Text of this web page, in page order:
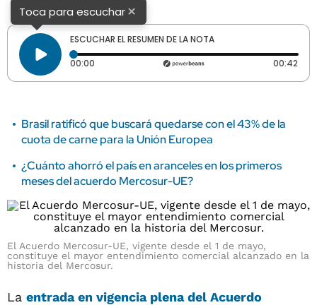
Toca para escuchar×
ESCUCHAR EL RESUMEN DE LA NOTA
00:00 Tiempo transcurrido: 0 segundos 00:42
Brasil ratificó que buscará quedarse con el 43% de la
cuota de carne para la Unión Europea
¿Cuánto ahorró el país en aranceles en los primeros
meses del acuerdo Mercosur-UE?
El Acuerdo Mercosur-UE, vigente desde el 1 de mayo,
constituye el mayor entendimiento comercial alcanzado en la
historia del Mercosur.
La entrada en vigencia plena del Acuerdo